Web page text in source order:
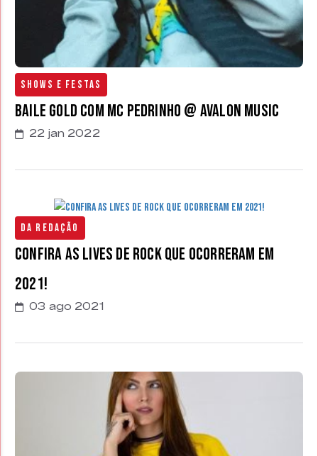
Shows e Festas
Baile Gold com MC Pedrinho @ Avalon Music
22 jan 2022
Da Redação
Confira as lives de Rock que ocorreram em
2021!
03 ago 2021